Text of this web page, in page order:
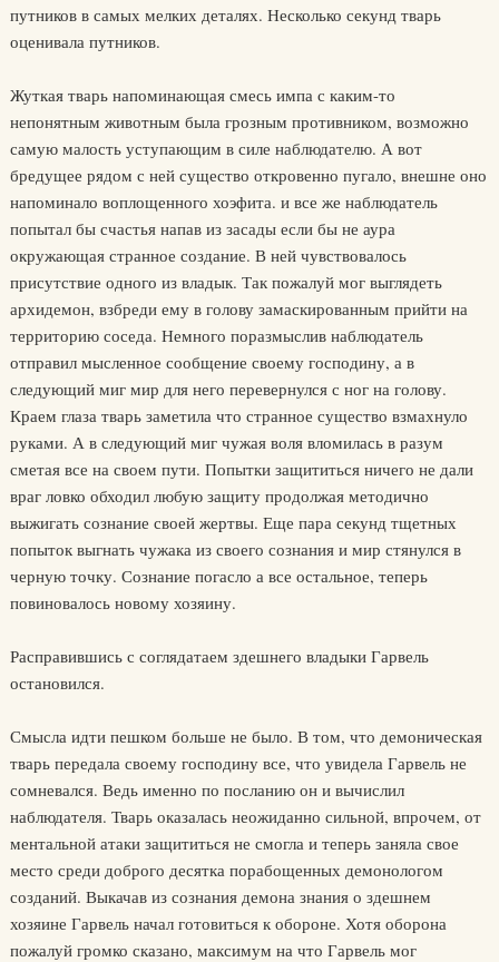
путников в самых мелких деталях. Несколько секунд тварь
оценивала путников.
Жуткая тварь напоминающая смесь импа с каким-то
непонятным животным была грозным противником, возможно
самую малость уступающим в силе наблюдателю. А вот
бредущее рядом с ней существо откровенно пугало, внешне оно
напоминало воплощенного хоэфита. и все же наблюдатель
попытал бы счастья напав из засады если бы не аура
окружающая странное создание. В ней чувствовалось
присутствие одного из владык. Так пожалуй мог выглядеть
архидемон, взбреди ему в голову замаскированным прийти на
территорию соседа. Немного поразмыслив наблюдатель
отправил мысленное сообщение своему господину, а в
следующий миг мир для него перевернулся с ног на голову.
Краем глаза тварь заметила что странное существо взмахнуло
руками. А в следующий миг чужая воля вломилась в разум
сметая все на своем пути. Попытки защититься ничего не дали
враг ловко обходил любую защиту продолжая методично
выжигать сознание своей жертвы. Еще пара секунд тщетных
попыток выгнать чужака из своего сознания и мир стянулся в
черную точку. Сознание погасло а все остальное, теперь
повиновалось новому хозяину.
Расправившись с соглядатаем здешнего владыки Гарвель
остановился.
Смысла идти пешком больше не было. В том, что демоническая
тварь передала своему господину все, что увидела Гарвель не
сомневался. Ведь именно по посланию он и вычислил
наблюдателя. Тварь оказалась неожиданно сильной, впрочем, от
ментальной атаки защититься не смогла и теперь заняла свое
место среди доброго десятка порабощенных демонологом
созданий. Выкачав из сознания демона знания о здешнем
хозяине Гарвель начал готовиться к обороне. Хотя оборона
пожалуй громко сказано, максимум на что Гарвель мог